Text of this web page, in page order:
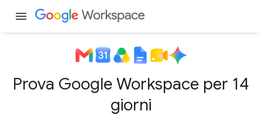
menu
Prova Google Workspace per 14
giorni